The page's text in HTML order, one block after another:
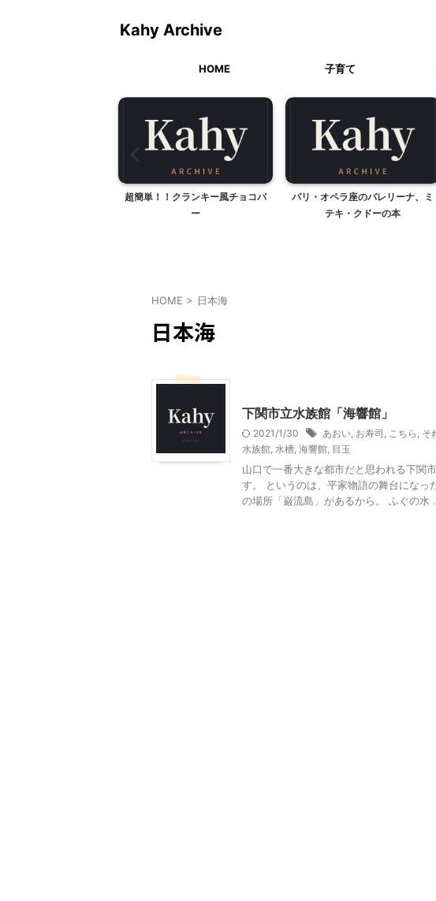
Kahy Archive
HOME 子育て
超簡単！！クランキー風チョコバ
ー
パリ・オペラ座のバレリーナ、ミ
テキ・クドーの本
HOME > 日本海
日本海
下関市立水族館「海響館」
2021/1/30 あおい お寿司 こちら そ
水族館 水槽 海響館 目玉
山口で一番大きな都市だと思われる下関
す。 というのは、平家物語の舞台にな
の場所「巌流島」があるから。 ふぐの水